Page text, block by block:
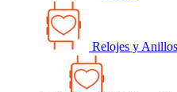
Relojes y